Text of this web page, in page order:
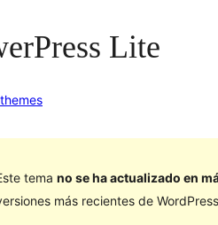
Lite
tema no se ha actualizado en
más recientes de